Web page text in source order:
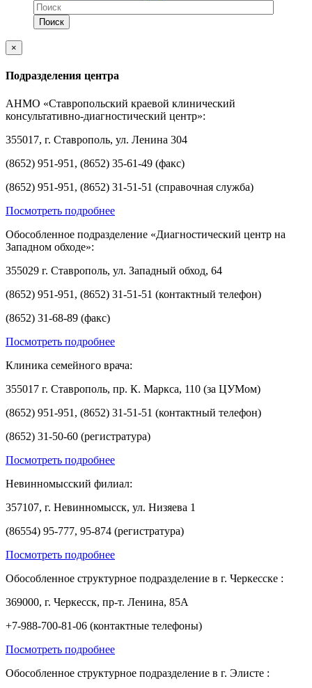
×
Подразделения центра
АНМО «Ставропольский краевой клинический
консультативно-диагностический центр»:
355017, г. Ставрополь, ул. Ленина 304
(8652) 951-951, (8652) 35-61-49 (факс)
(8652) 951-951, (8652) 31-51-51 (справочная служба)
Посмотреть подробнее
Обособленное подразделение «Диагностический центр на
Западном обходе»:
355029 г. Ставрополь, ул. Западный обход, 64
(8652) 951-951, (8652) 31-51-51 (контактный телефон)
(8652) 31-68-89 (факс)
Посмотреть подробнее
Клиника семейного врача:
355017 г. Ставрополь, пр. К. Маркса, 110 (за ЦУМом)
(8652) 951-951, (8652) 31-51-51 (контактный телефон)
(8652) 31-50-60 (регистратура)
Посмотреть подробнее
Невинномысский филиал:
357107, г. Невинномысск, ул. Низяева 1
(86554) 95-777, 95-874 (регистратура)
Посмотреть подробнее
Обособленное структурное подразделение в г. Черкесске :
369000, г. Черкесск, пр-т. Ленина, 85А
+7-988-700-81-06 (контактные телефоны)
Посмотреть подробнее
Обособленное структурное подразделение в г. Элисте :